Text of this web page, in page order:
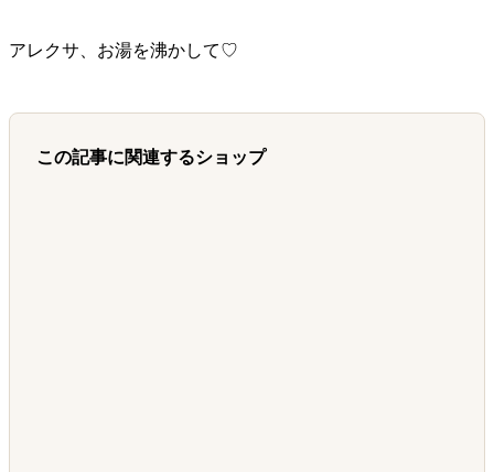
アレクサ、お湯を沸かして♡
この記事に関連するショップ